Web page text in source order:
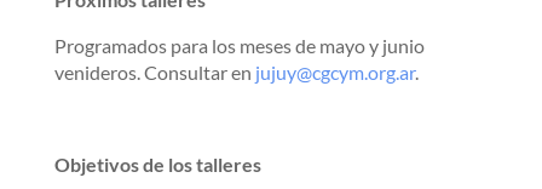
Programados para los meses de mayo y junio
venideros. Consultar en jujuy@cgcym.org.ar.
Objetivos de los talleres